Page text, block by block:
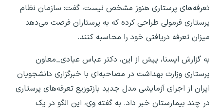
تعرفه‌های پرستاری هنوز مشخص نیست، گفت: سازمان نظام
پرستاری فرمولی طراحی کرده که به پرستاران فرصت می‌دهد
میزان تعرفه دریافتی خود را محاسبه کنند.
به گزارش ایسنا، پیش از این، دکتر عباس عبادی_معاون
پرستاری وزارت بهداشت در مصاحبه‌ای با خبرگزاری دانشجویان
ایران از اجرای آزمایشی مدل جدید بازتوزیع تعرفه‌های پرستاری
در چند بیمارستان خبر داد. به گفته وی، این الگو در یک